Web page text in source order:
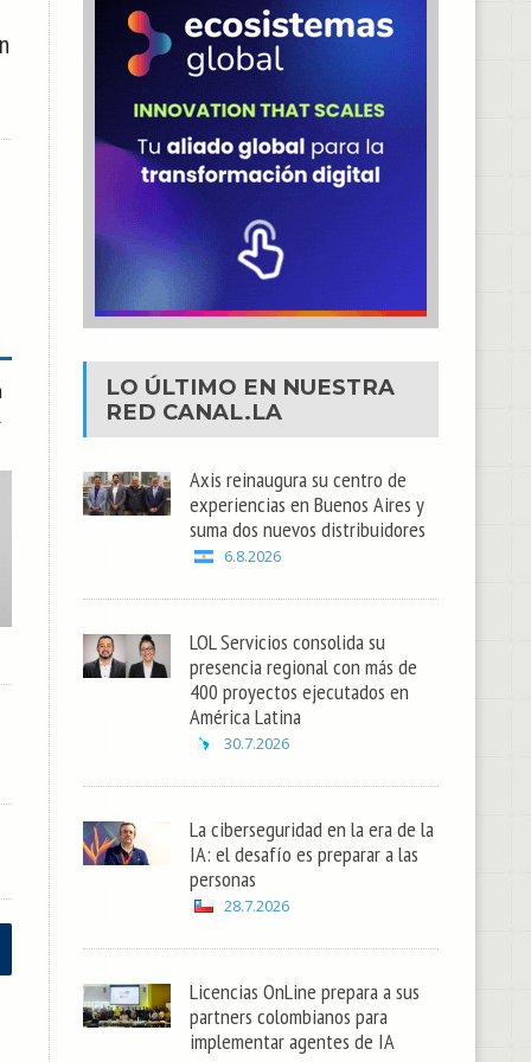
LO ÚLTIMO EN NUESTRA
RED CANAL.LA
Axis reinaugura su centro de
experiencias en Buenos Aires y
suma dos nuevos distribuidores
6.8.2026
LOL Servicios consolida su
presencia regional con más de
400 proyectos ejecutados en
América Latina
30.7.2026
La ciberseguridad en la era de la
IA: el desafío es preparar a las
personas
28.7.2026
Licencias OnLine prepara a sus
partners colombianos para
implementar agentes de IA